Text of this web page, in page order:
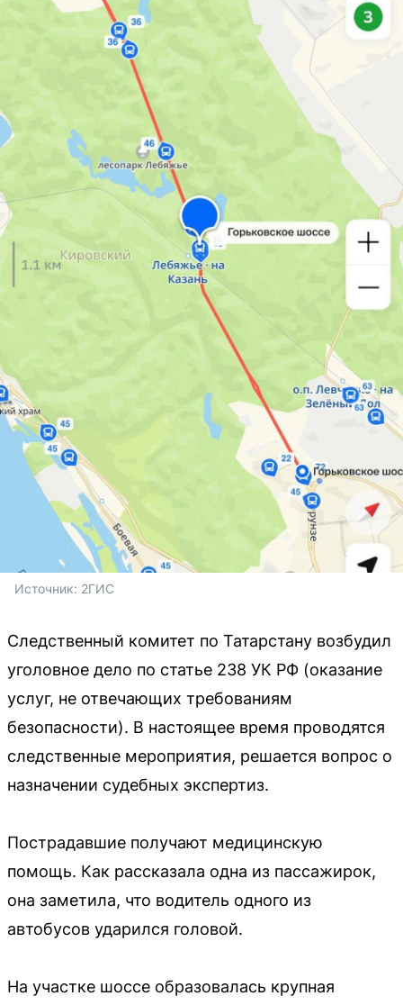
Источник: 2ГИС
Следственный комитет по Татарстану возбудил
уголовное дело по статье 238 УК РФ (оказание
услуг, не отвечающих требованиям
безопасности). В настоящее время проводятся
следственные мероприятия, решается вопрос о
назначении судебных экспертиз.
Пострадавшие получают медицинскую
помощь. Как рассказала одна из пассажирок,
она заметила, что водитель одного из
автобусов ударился головой.
На участке шоссе образовалась крупная